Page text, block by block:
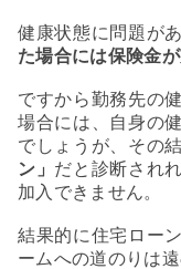
健康状態に問題が
た場合には保険金
ですから勤務先の
場合には、自身の
でしょうが、その
ン」 だと診断され
加入できません。
結果的に住宅ロー
ームへの道のりは